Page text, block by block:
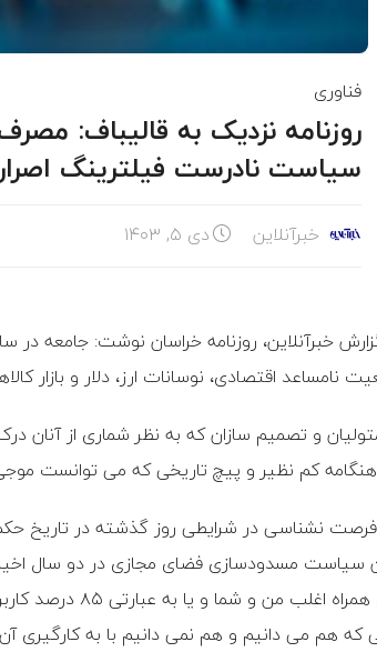
فناوری
روزنامه نزدیک به قالیباف:
سیاست نادرست فیلترینگ
خبرآنلاین دی ۵, ۱۴۰۳
گزارش خبرآنلاین، روزنامه خراسان نوشت: جامعه
نامساعد اقتصادی، نوسانات ارز، دلار و
متولیان و تصمیم سازان که به نظر شماری از آنان
هنگامه کم نظیر و پیچ تاریخی که می توانست
فرصت نشناسی در شرایطی روز گذشته در تاریخ
سیاست مسدودسازی فضای مجازی در دو سال
های همراه
که هم می دانیم و هم نمی دانیم با به کارگیری